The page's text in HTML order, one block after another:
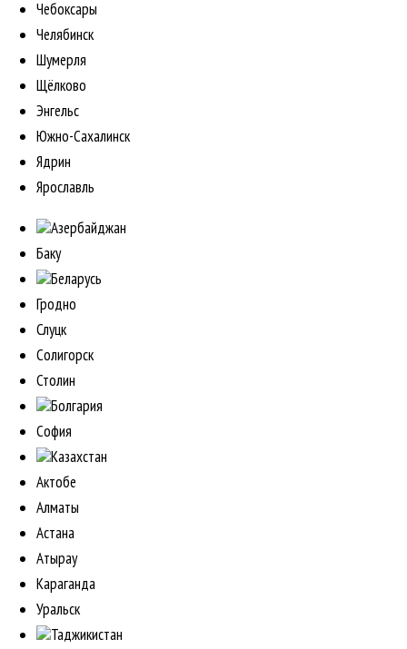
Чебоксары
Челябинск
Шумерля
Щёлково
Энгельс
Южно-Сахалинск
Ядрин
Ярославль
Азербайджан
Баку
Беларусь
Гродно
Слуцк
Солигорск
Столин
Болгария
София
Казахстан
Актобе
Алматы
Астана
Атырау
Караганда
Уральск
Таджикистан